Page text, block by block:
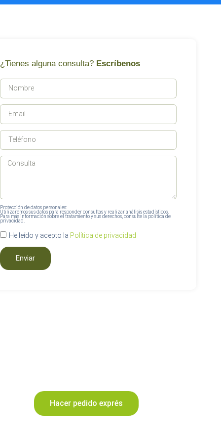
¿Tienes alguna consulta? Escríbenos
Protección de datos personales:
Utilizaremos sus datos para responder consultas y realizar análisis estadísticos.
Para más información sobre el tratamiento y sus derechos, consulte la política de
privacidad.
He leído y acepto la Política de privacidad
Enviar
Hacer pedido exprés